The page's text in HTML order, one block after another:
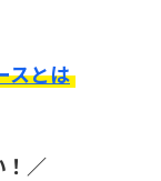
スとは
！／